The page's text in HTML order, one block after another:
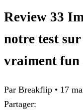
Review 33
notre test
vraiment fun
Par Breakflip • 17
Partager: